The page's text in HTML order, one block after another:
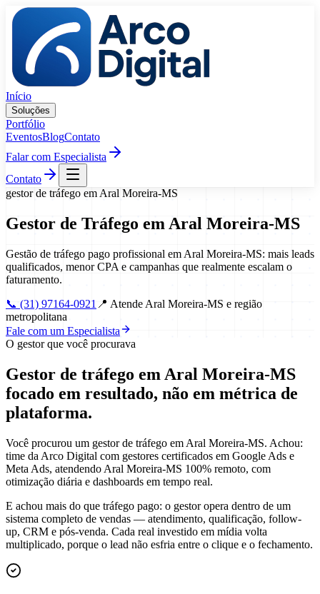
Pular para o conteúdo
Início
Soluções
Portfólio
EventosBlogContato
Falar com Especialista
Contato
gestor de tráfego em Aral Moreira-MS
Gestor de Tráfego em Aral Moreira-MS
Gestão de tráfego pago profissional em Aral Moreira-MS: mais leads
qualificados, menor CPA e campanhas que realmente escalam o
faturamento.
📞 (31) 97164-0921 📍 Atende Aral Moreira-MS e região
metropolitana
Fale com um Especialista
O gestor que você procurava
Gestor de tráfego em Aral Moreira-MS
focado em resultado, não em métrica de
plataforma.
Você procurou um gestor de tráfego em Aral Moreira-MS. Achou:
time da Arco Digital com gestores certificados em Google Ads e
Meta Ads, atendendo Aral Moreira-MS 100% remoto, com
otimização diária e dashboards em tempo real.
E achou mais do que tráfego pago: o gestor opera dentro de um
sistema completo de vendas — atendimento, qualificação, follow-
up, CRM e pós-venda. Cada real investido em mídia volta
multiplicado, porque o lead não esfria entre o clique e o fechamento.